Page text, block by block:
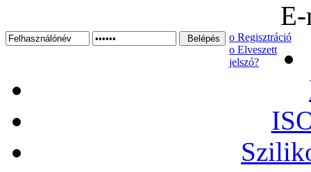
ο Regisztráció
ο Elveszett
jelszó?